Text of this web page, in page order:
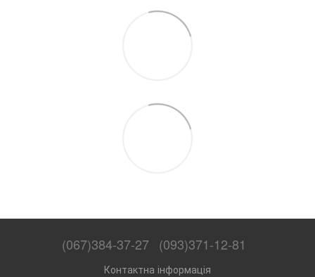
(067)384-37-27 (093)371-12-81
Контактна інформація